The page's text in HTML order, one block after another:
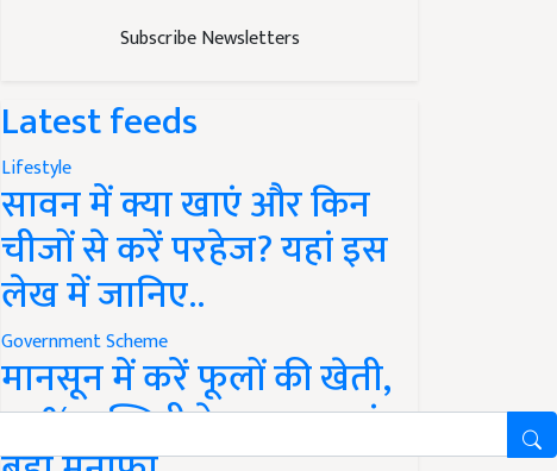
Subscribe Newsletters
Latest feeds
Lifestyle
सावन में क्या खाएं और किन
चीजों से करें परहेज? यहां इस
लेख में जानिए..
Government Scheme
मानसून में करें फूलों की खेती,
50% सब्सिडी के साथ कमाएं